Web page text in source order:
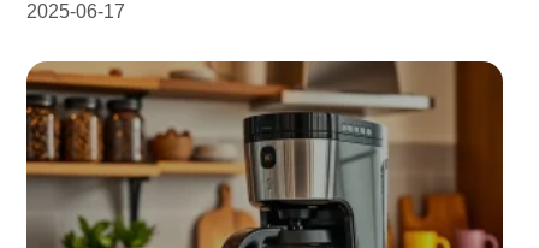
2025-06-17